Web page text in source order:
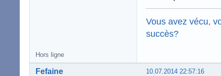
Vous avez vécu,
succès?
Hors ligne
10.07.2014 22:57:16
Fefaine